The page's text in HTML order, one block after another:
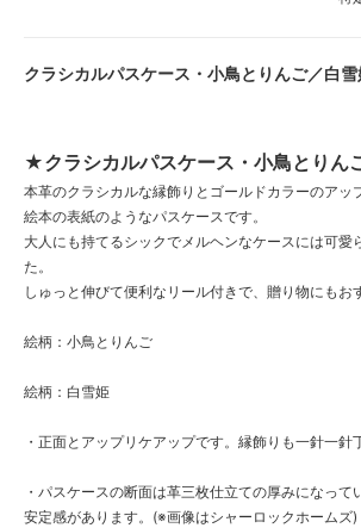
クラシカルパスケース・小鳥とりんご／白雪
★クラシカルパスケース・小鳥とりん
本革のクラシカルな縁飾りとゴールドカラーのアッ
絵本の表紙のようなパスケースです。
大人にも持てるシックでメルヘンなケースには可愛
た。
しゅっと伸びて便利なリール付きで、贈り物にもお
絵柄：小鳥とりんご
絵柄：白雪姫
・正面とアップリケアップです。縁飾りも一針一針
・パスケースの断面は革三枚仕立ての厚みになって
安定感があります。(※画像はシャーロックホームズ)